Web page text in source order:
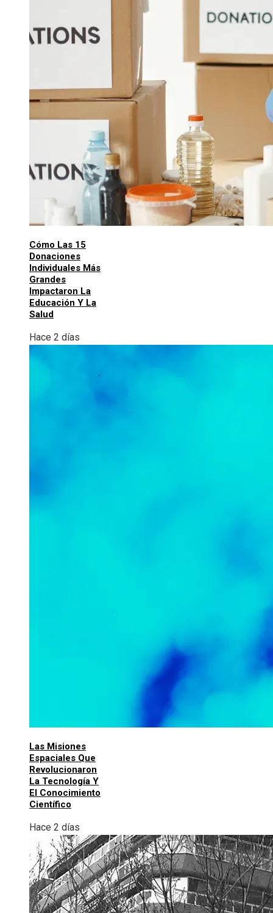
Cómo Las 15
Donaciones
Individuales Más
Grandes
Impactaron La
Educación Y La
Salud
Hace 2 días
Las Misiones
Espaciales Que
Revolucionaron
La Tecnología Y
El Conocimiento
Científico
Hace 2 días